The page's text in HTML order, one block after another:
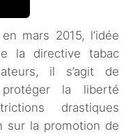
mars 2015, l’idée
la directive tabac
il s’agit de
la liberté
drastiques
sur la promotion de